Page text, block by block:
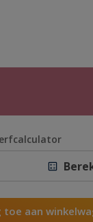
toe aan